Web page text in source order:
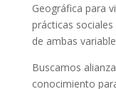
Geográfica para
prácticas
de ambas
Buscamos
conocimiento